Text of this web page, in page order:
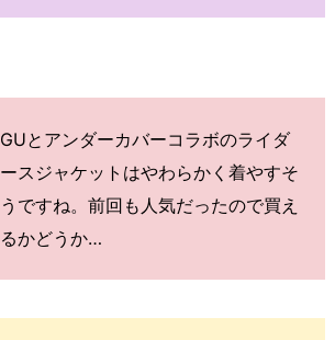
GUとアンダーカバーコラボのライダ
ースジャケットはやわらかく着やすそ
うですね。前回も人気だったので買え
るかどうか…